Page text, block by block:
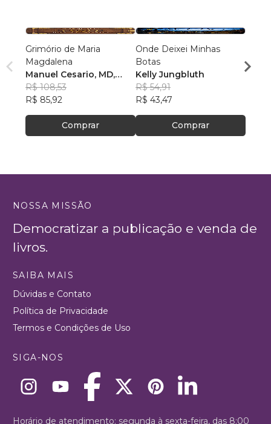
Grimório de Maria
Magdalena
Manuel Cesario, MD,
PhD
R$ 108,53
R$ 85,92
Comprar
Onde Deixei Minhas
Botas
Kelly Jungbluth
R$ 54,91
R$ 43,47
Comprar
João
R$
NOSSA MISSÃO
Democratizar a publicação e venda de
livros.
SAIBA MAIS
Dúvidas e Contato
Política de Privacidade
Termos e Condições de Uso
SIGA-NOS
Horário de atendimento: segunda à sexta-feira, das 8:00